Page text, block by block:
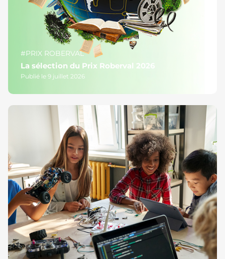
#PRIX ROBERVAL
La sélection du Prix Roberval 2026
Publié le 9 juillet 2026